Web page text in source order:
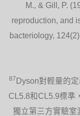
M., & Gill, P.
reproduction, and
bacteriology,
87 Dyson對輕量的
CL5.8和CL5.9標準
獨立第三方實驗室